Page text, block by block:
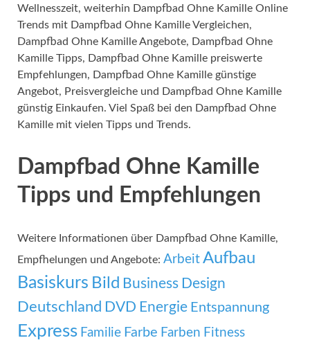
Wellnesszeit, weiterhin Dampfbad Ohne Kamille Online
Trends mit Dampfbad Ohne Kamille Vergleichen,
Dampfbad Ohne Kamille Angebote, Dampfbad Ohne
Kamille Tipps, Dampfbad Ohne Kamille preiswerte
Empfehlungen, Dampfbad Ohne Kamille günstige
Angebot, Preisvergleiche und Dampfbad Ohne Kamille
günstig Einkaufen. Viel Spaß bei den Dampfbad Ohne
Kamille mit vielen Tipps und Trends.
Dampfbad Ohne Kamille
Tipps und Empfehlungen
Weitere Informationen über Dampfbad Ohne Kamille,
Empfhelungen und Angebote: Arbeit Aufbau
Basiskurs Bild Business Design
Deutschland DVD Energie Entspannung
Express Familie Farbe Farben Fitness